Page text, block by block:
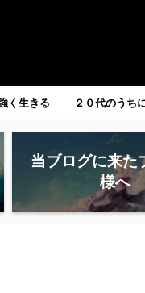
く生きる ２０代のうち
たい人
当ブログに来た
様へ